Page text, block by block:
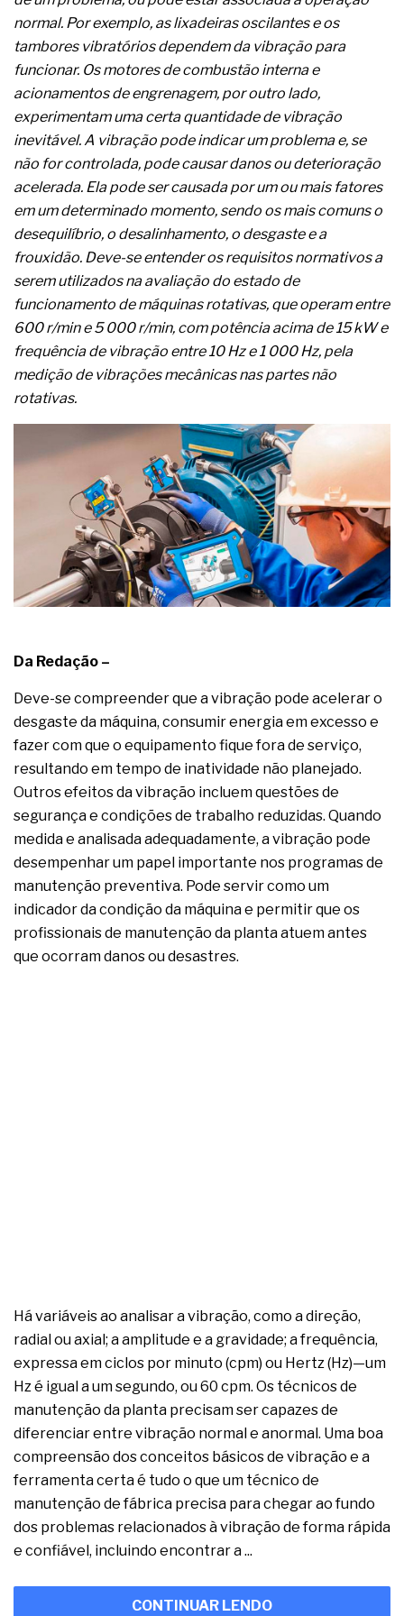
A prevenção clínica da coceira no ânus
Os sintomas clínicos do teratoma de ovário
O tratamento médico da síndrome da fadiga
crônica
As causas médicas da queda dos cabelos ou
calvície
Quando a gestão é o obstáculo para o resultado
positivo
Os procedimentos para a inspeção em estruturas
hidráulicas de concreto de obras
O movimento regular reduz em 19% o risco de
morte precoce e melhora o metabolismo
O desenvolvimento de indicadores nas atividades
de governança das organizações
O desenho industrial ganha espaço como
estratégia competitiva nas empresas
As variações dimensionais dos produtos de
materiais cimentícios com fibra de vidro
A próxima vantagem competitiva não está no
modelo de IA
normal. Por exemplo, as lixadeiras oscilantes e os
tambores vibratórios dependem da vibração para
funcionar. Os motores de combustão interna e
acionamentos de engrenagem, por outro lado,
experimentam uma certa quantidade de vibração
inevitável. A vibração pode indicar um problema e, se
não for controlada, pode causar danos ou deterioração
acelerada. Ela pode ser causada por um ou mais fatores
em um determinado momento, sendo os mais comuns o
desequilíbrio, o desalinhamento, o desgaste e a
frouxidão. Deve-se entender os requisitos normativos a
serem utilizados na avaliação do estado de
funcionamento de máquinas rotativas, que operam entre
600 r/min e 5 000 r/min, com potência acima de 15 kW e
frequência de vibração entre 10 Hz e 1 000 Hz, pela
medição de vibrações mecânicas nas partes não
rotativas.
Da Redação –
Deve-se compreender que a vibração pode acelerar o
desgaste da máquina, consumir energia em excesso e
fazer com que o equipamento fique fora de serviço,
resultando em tempo de inatividade não planejado.
Outros efeitos da vibração incluem questões de
segurança e condições de trabalho reduzidas. Quando
medida e analisada adequadamente, a vibração pode
desempenhar um papel importante nos programas de
manutenção preventiva. Pode servir como um
indicador da condição da máquina e permitir que os
profissionais de manutenção da planta atuem antes
que ocorram danos ou desastres.
Há variáveis ao analisar a vibração, como a direção,
radial ou axial; a amplitude e a gravidade; a frequência,
expressa em ciclos por minuto (cpm) ou Hertz (Hz)—um
Hz é igual a um segundo, ou 60 cpm. Os técnicos de
manutenção da planta precisam ser capazes de
diferenciar entre vibração normal e anormal. Uma boa
compreensão dos conceitos básicos de vibração e a
ferramenta certa é tudo o que um técnico de
manutenção de fábrica precisa para chegar ao fundo
dos problemas relacionados à vibração de forma rápida
e confiável, incluindo encontrar a ...
CONTINUAR LENDO